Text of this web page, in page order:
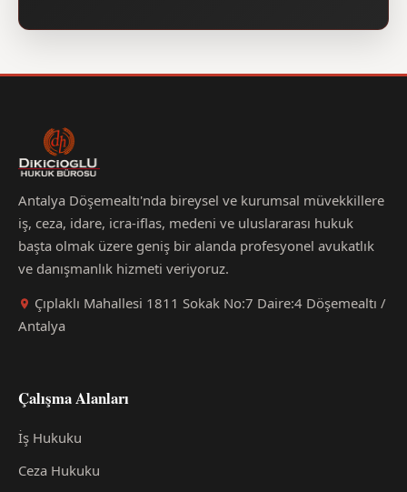
Antalya Döşemealtı'nda bireysel ve kurumsal müvekkillere
iş, ceza, idare, icra-iflas, medeni ve uluslararası hukuk
başta olmak üzere geniş bir alanda profesyonel avukatlık
ve danışmanlık hizmeti veriyoruz.
Çıplaklı Mahallesi 1811 Sokak No:7 Daire:4 Döşemealtı /
Antalya
Çalışma Alanları
İş Hukuku
Ceza Hukuku